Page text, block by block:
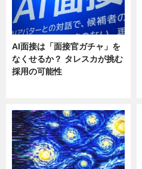
AI面接は「面接官ガチャ」を
なくせるか？ タレスカが挑む
採用の可能性